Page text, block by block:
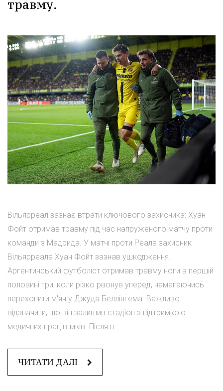
травму.
Вільярреал зазнає втрати ключового захисника: Хуан
Фойт отримав травму під час напруженого матчу проти
команди з Мадрида. У матчі проти Реала захисник
Вільярреала Хуан Фойт зазнав ушкодження.
Аргентинський футболіст отримав травму ноги в першій
половині гри, коли різко рвонув уперед, намагаючись
перехопити м'яч у Джуда Беллінгема. Важливо
відзначити, що він залишив стадіон з підтримкою
медичних працівників. Після п...
ЧИТАТИ ДАЛІ